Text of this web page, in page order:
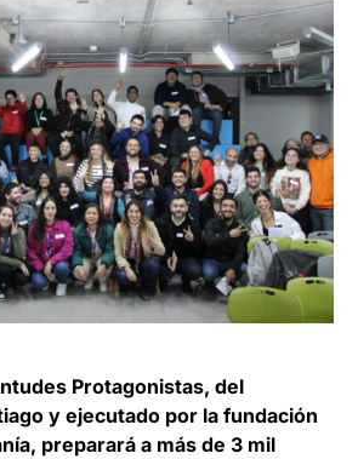
Protagonistas, del
y ejecutado por la fundación
preparará a más de 3 mil